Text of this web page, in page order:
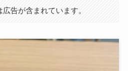
告が含まれています。